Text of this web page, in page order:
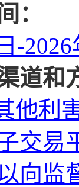
：
日-2026
道和
他利
交易
向监